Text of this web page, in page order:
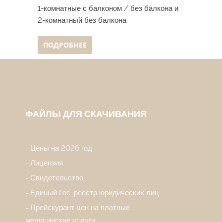
1-комнатные с балконом / без балкона и
2-комнатный без балкона
ПОДРОБНЕЕ
ФАЙЛЫ ДЛЯ СКАЧИВАНИЯ
Цены на 2026 год
Лицензия
Свидетельство
Единый Гос. реестр юридических лиц
Прейскурант цен на платные